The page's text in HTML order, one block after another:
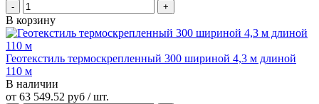
В корзину
Геотекстиль термоскрепленный 300 шириной 4,3 м длиной
110 м
В наличии
от 63 549.52 руб / шт.